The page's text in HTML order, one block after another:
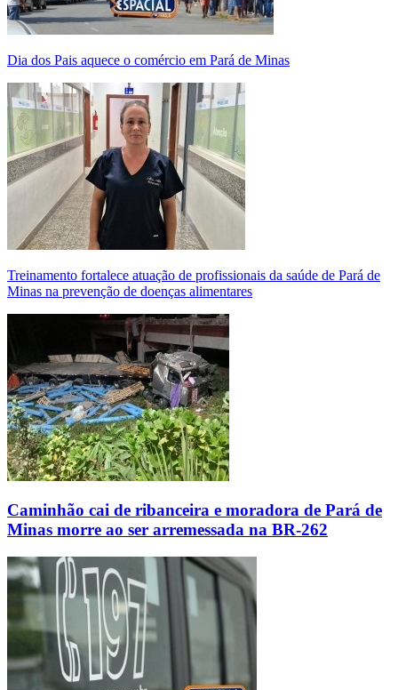
Dia dos Pais aquece o comércio em Pará de Minas
Treinamento fortalece atuação de profissionais da saúde de Pará de
Minas na prevenção de doenças alimentares
Caminhão cai de ribanceira e moradora de Pará de
Minas morre ao ser arremessada na BR-262